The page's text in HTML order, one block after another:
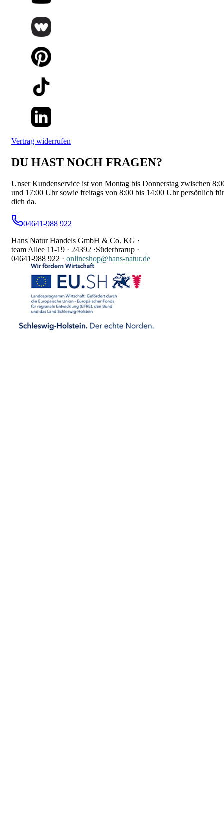
Vertrag widerrufen
DU HAST NOCH FRAGEN?
Unser Kundenservice ist von Montag bis Donnerstag zwischen
und 17:00 Uhr sowie freitags von 8:00 bis 14:00 Uhr persönlich für
dich da.
04641-988 922
Hans Natur Handels GmbH & Co. KG ·
team Allee 11-19 · 24392 ·Süderbrarup ·
04641-988 922 · onlineshop@hans-natur.de